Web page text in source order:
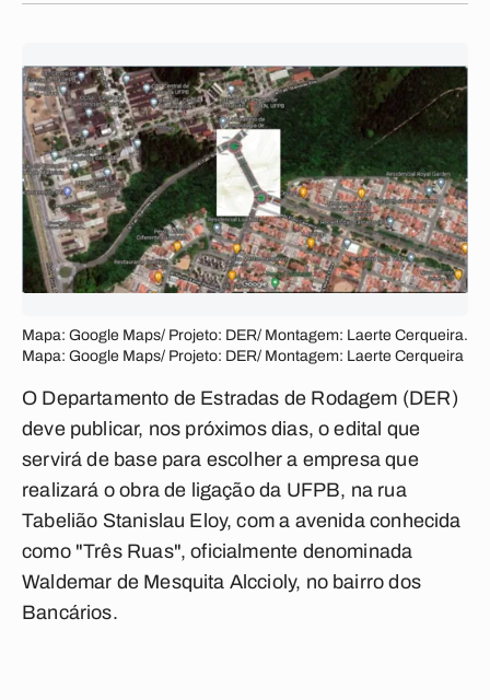
Mapa: Google Maps/ Projeto: DER/ Montagem: Laerte Cerqueira.
Mapa: Google Maps/ Projeto: DER/ Montagem: Laerte Cerqueira
O Departamento de Estradas de Rodagem (DER)
deve publicar, nos próximos dias, o edital que
servirá de base para escolher a empresa que
realizará o obra de ligação da UFPB, na rua
Tabelião Stanislau Eloy, com a avenida conhecida
como "Três Ruas", oficialmente denominada
Waldemar de Mesquita Alccioly, no bairro dos
Bancários.